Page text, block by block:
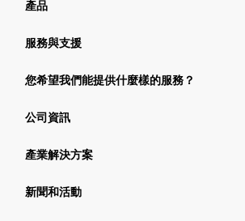
產品
服務與支援
您希望我們能提供什麼樣的服務？
公司資訊
產業解決方案
新聞和活動